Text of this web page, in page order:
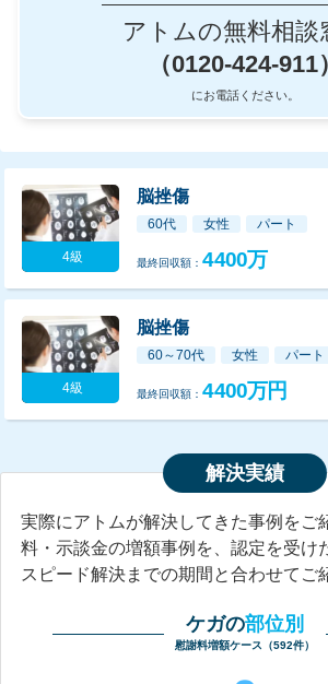
アトムの無料相談
（0120-424-911）
にお電話ください。
4級
脳挫傷
60代 女性 パート
最終回収額 4400万
4級
脳挫傷
60～70代 女性 パート
最終回収額 4400万円
解決実績
実際にアトムが解決してきた事例をご
料・示談金の増額事例を、認定を受け
スピード解決までの期間と合わせてご
ケガの部位別
慰謝料増額ケース（592件）